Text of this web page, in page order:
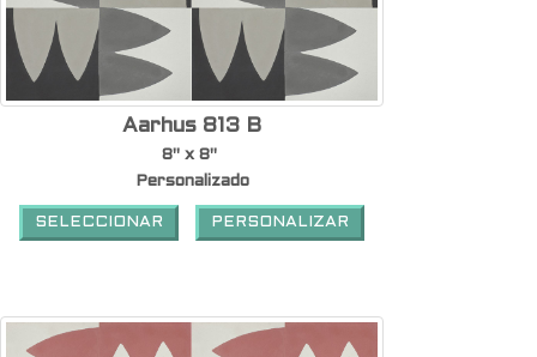
Aarhus 813 B
8" x 8"
Personalizado
SELECCIONAR PERSONALIZAR